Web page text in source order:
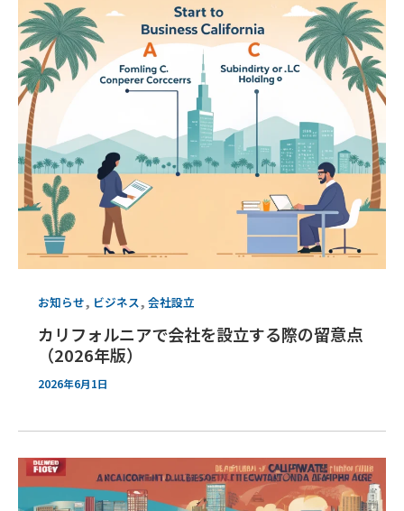
お知らせ, ビジネス, 会社設立
カリフォルニアで会社を設立する際の留意点
（2026年版）
2026年6月1日